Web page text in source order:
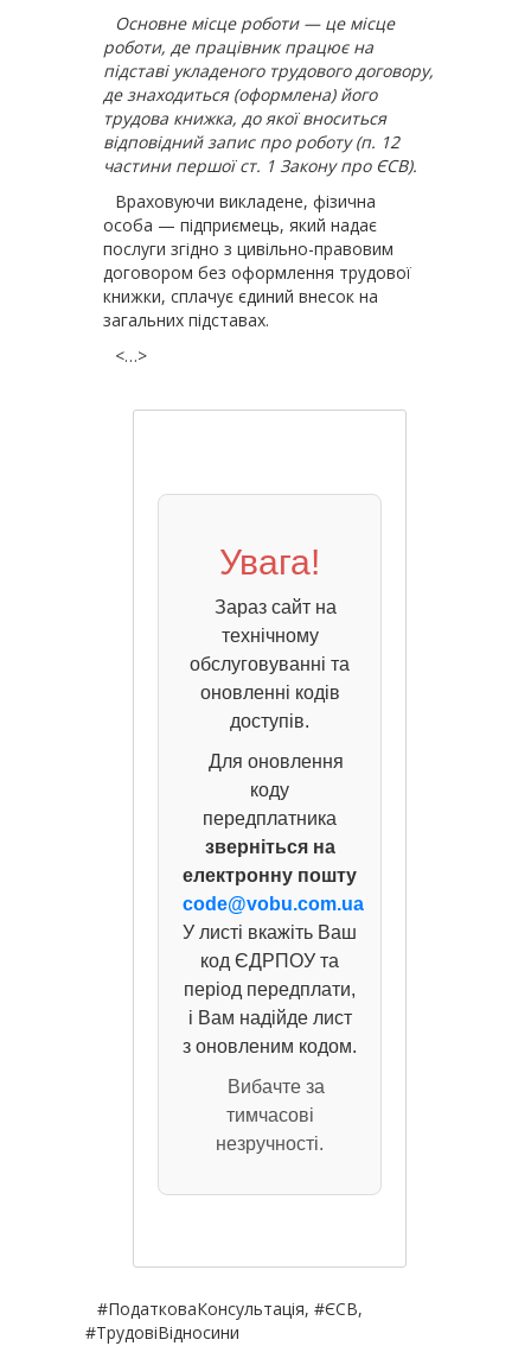
Основне місце роботи — це місце
роботи, де працівник працює на
підставі укладеного трудового договору,
де знаходиться (оформлена) його
трудова книжка, до якої вноситься
відповідний запис про роботу (п. 12
частини першої ст. 1 Закону про ЄСВ).
Враховуючи викладене, фізична
особа — підприємець, який надає
послуги згідно з цивільно-правовим
договором без оформлення трудової
книжки, сплачує єдиний внесок на
загальних підставах.
<…>
Увага!
Зараз сайт на
технічному
обслуговуванні та
оновленні кодів
доступів.
Для оновлення
коду
передплатника
зверніться на
електронну пошту
code@vobu.com.ua
У листі вкажіть Ваш
код ЄДРПОУ та
період передплати,
і Вам надійде лист
з оновленим кодом.
Вибачте за
тимчасові
незручності.
#ПодатковаКонсультація, #ЄСВ,
#ТрудовіВідносини